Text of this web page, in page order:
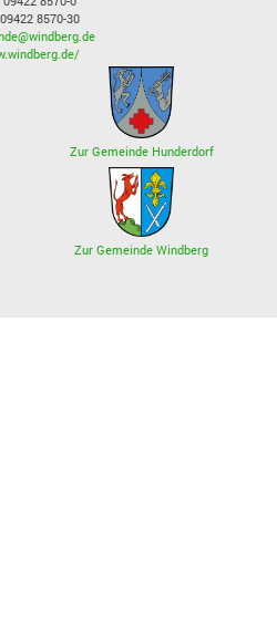
09422 8570-30
Zur Gemeinde Hunderdorf
Zur Gemeinde Windberg